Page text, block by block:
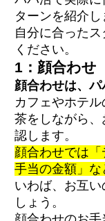
ターンを紹介し
自分に合った
ください。
1：顔合わせ
顔合わせは、パ
カフェやホテ
茶をしながら
認します。
顔合わせでは
手当の金額」な
いわば、お互
しょう。